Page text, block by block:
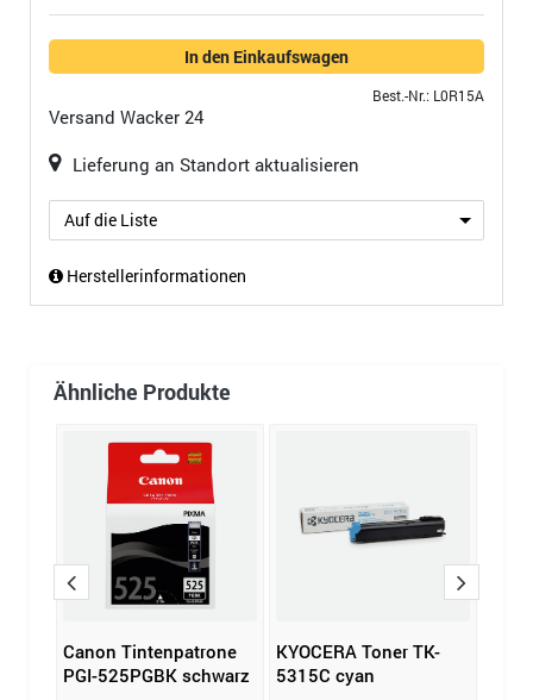
In den Einkaufswagen
Best.-Nr.: L0R15A
Versand Wacker 24
Lieferung an Standort aktualisieren
Auf die Liste
Herstellerinformationen
Ähnliche Produkte
Canon Tintenpatrone
PGI-525PGBK schwarz
KYOCERA Toner TK-
5315C cyan